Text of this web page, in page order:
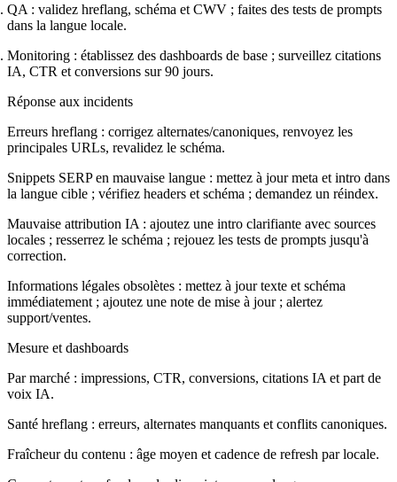
QA : validez hreflang, schéma et CWV ; faites des tests de prompts
dans la langue locale.
Monitoring : établissez des dashboards de base ; surveillez citations
IA, CTR et conversions sur 90 jours.
Réponse aux incidents
Erreurs hreflang : corrigez alternates/canoniques, renvoyez les
principales URLs, revalidez le schéma.
Snippets SERP en mauvaise langue : mettez à jour meta et intro dans
la langue cible ; vérifiez headers et schéma ; demandez un réindex.
Mauvaise attribution IA : ajoutez une intro clarifiante avec sources
locales ; resserrez le schéma ; rejouez les tests de prompts jusqu'à
correction.
Informations légales obsolètes : mettez à jour texte et schéma
immédiatement ; ajoutez une note de mise à jour ; alertez
support/ventes.
Mesure et dashboards
Par marché : impressions, CTR, conversions, citations IA et part de
voix IA.
Santé hreflang : erreurs, alternates manquants et conflits canoniques.
Fraîcheur du contenu : âge moyen et cadence de refresh par locale.